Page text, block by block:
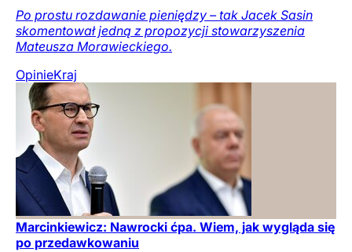
Po prostu rozdawanie pieniędzy – tak Jacek Sasin
skomentował jedną z propozycji stowarzyszenia
Mateusza Morawieckiego.
OpinieKraj
Marcinkiewicz: Nawrocki ćpa. Wiem, jak wygląda się
po przedawkowaniu